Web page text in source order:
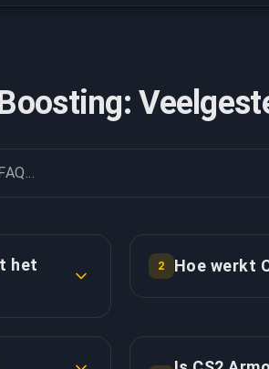
het
2 Hoe werkt
doeltreffend.
slechts 2,53